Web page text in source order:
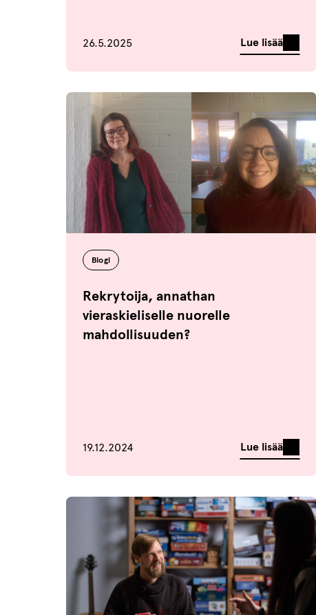
Julkaistu
26.5.2025 Lue lisää
Blogi
Rekrytoija, annathan
vieraskieliselle nuorelle
mahdollisuuden?
Julkaistu
19.12.2024 Lue lisää